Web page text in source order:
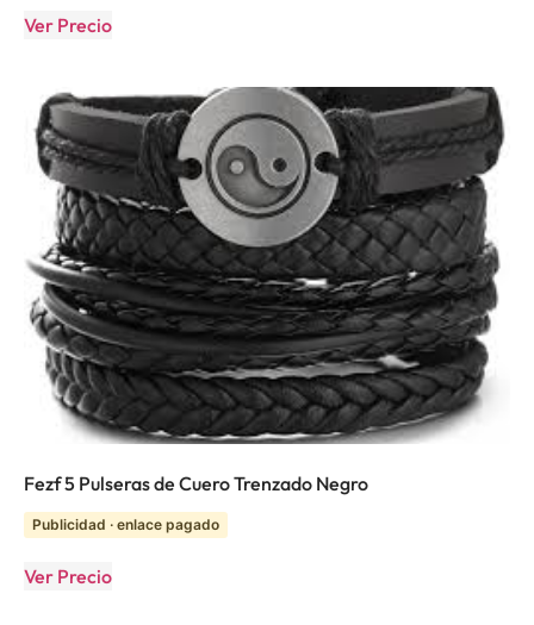
Ver Precio
Fezf 5 Pulseras de Cuero Trenzado Negro
Publicidad · enlace pagado
Ver Precio